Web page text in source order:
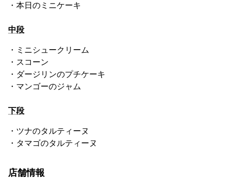
・本日のミニケーキ
中段
・ミニシュークリーム
・スコーン
・ダージリンのプチケーキ
・マンゴーのジャム
下段
・ツナのタルティーヌ
・タマゴのタルティーヌ
店舗情報